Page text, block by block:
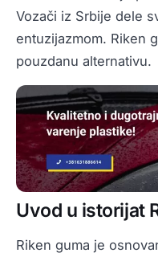
Vozači iz Srbije dele
entuzijazmom. Riken
pouzdanu alternativu.
Uvod u istorijat
Riken guma je